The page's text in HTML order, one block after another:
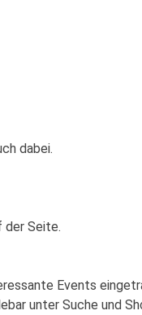
dabei.
der Seite.
Events
unter Suche und